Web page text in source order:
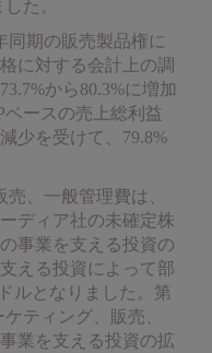
た。
同期の販売製品権に
に対する会計上の調
から80.3%に増加
ースの売上総利益
少を受けて、79.8%
、一般管理費は、
ディア社の未確定株
事業を支える投資の
える投資によって部
ルとなりました。第
ティング、販売、
業を支える投資の拡